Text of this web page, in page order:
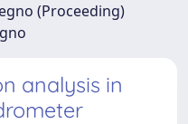
(Proceeding)
analysis in